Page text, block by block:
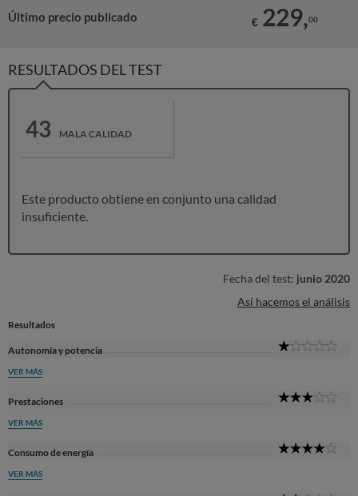
Último precio publicado € 229,00
RESULTADOS DEL TEST
43 MALA CALIDAD
Este producto obtiene en conjunto una calidad
insuficiente.
Fecha del test: junio 2020
Así hacemos el análisis
Resultados
Autonomía y potencia
VER MÁS
Prestaciones
VER MÁS
Consumo de energía
VER MÁS